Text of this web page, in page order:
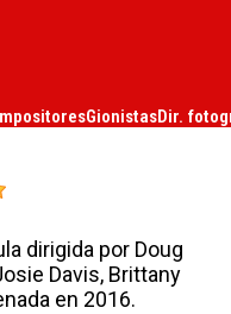
GionistasDir.
dirigida por Doug
Davis, Brittany
en 2016.